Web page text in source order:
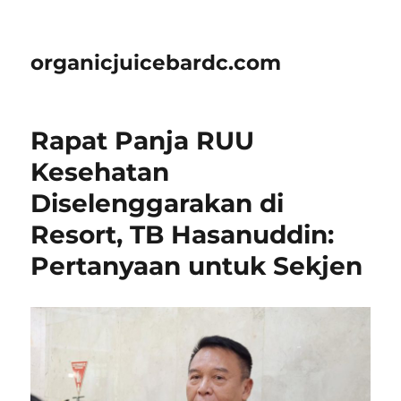
organicjuicebardc.com
Rapat Panja RUU
Kesehatan
Diselenggarakan di
Resort, TB Hasanuddin:
Pertanyaan untuk Sekjen